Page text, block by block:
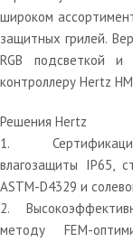
широком
защитных грилей.
RGB подсветкой
контроллеру Hertz HM
Решения Hertz
1. Сертификация
влагозащиты IP65,
ASTM-D4329 и
2.
методу FEM-